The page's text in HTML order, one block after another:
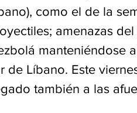
como el de la
amenazas
manteniéndose
de Líbano. Este
también a las